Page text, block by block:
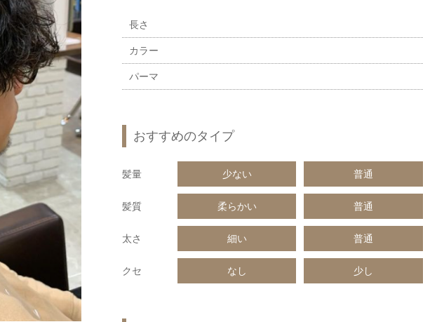
長さ
カラー
パーマ
おすすめのタイプ
髪量 少ない 普通
髪質 柔らかい 普通
太さ 細い 普通
クセ なし 少し